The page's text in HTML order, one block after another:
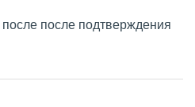
после подтверждения